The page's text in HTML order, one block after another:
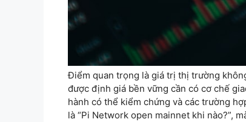
Điểm quan trọng là giá trị thị trường
được định giá bền vững cần có cơ chế
hành có thể kiểm chứng và các trường
là “Pi Network open mainnet khi nào?”,